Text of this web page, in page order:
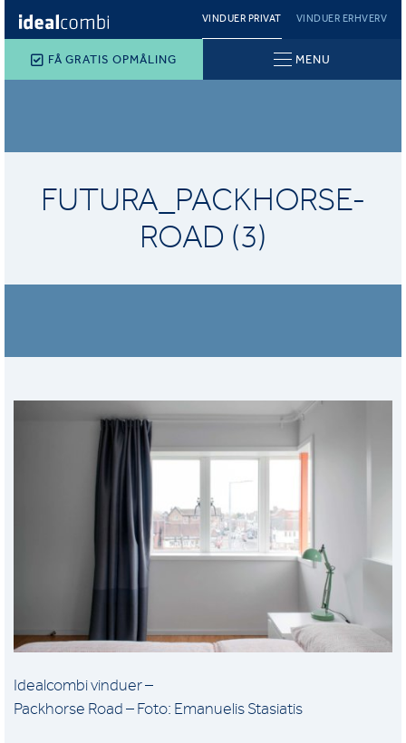
VINDUER PRIVAT VINDUER ERHVERV
FÅ GRATIS OPMÅLING MENU
FUTURA_PACKHORSE-
ROAD (3)
Idealcombi vinduer –
Packhorse Road – Foto: Emanuelis Stasiatis